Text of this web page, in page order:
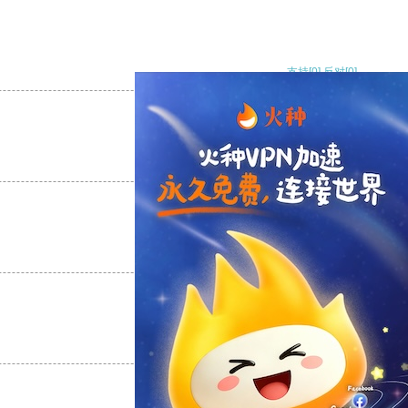
支持[0] 反对[0]
支持[0] 反对
支持
支持 反对 [0]